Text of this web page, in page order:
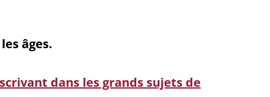
âges.
dans les grands sujets de